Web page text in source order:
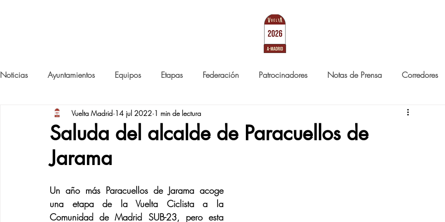
Noticias Ayuntamientos Equipos Etapas Federación Patrocinadores Notas de Prensa Corredores
Saluda del alcalde de Paracuellos de
Jarama
Vuelta Madrid 14 jul 2022 1 min de lectura
Un año más Paracuellos de Jarama acoge
una etapa de la Vuelta Ciclista a la
Comunidad de Madrid SUB-23, pero esta